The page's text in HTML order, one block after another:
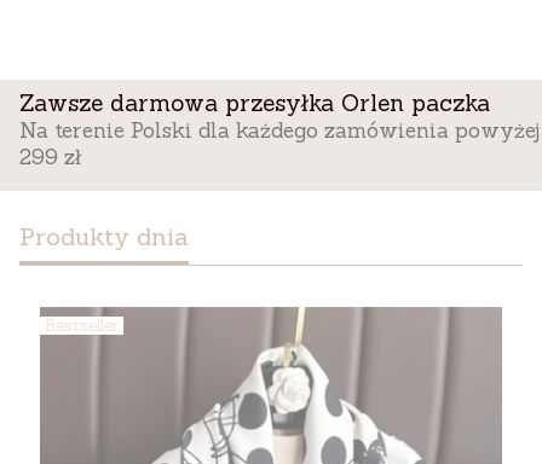
Zawsze darmowa przesyłka Orlen paczka
Na terenie Polski dla każdego zamówienia powyżej
299 zł
Produkty dnia
Bestseller